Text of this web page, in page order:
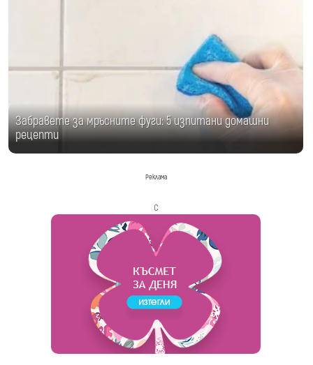
Забравете за мръсните фуги: 5 изпитани домашни
рецепти
Реклама
с